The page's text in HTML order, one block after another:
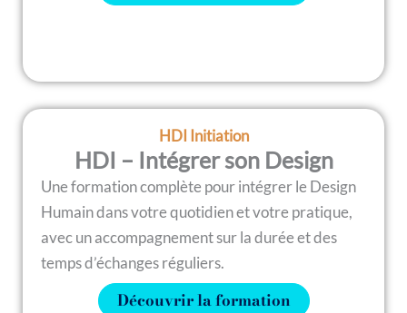
HDI Initiation
HDI – Intégrer son Design
Une formation complète pour intégrer le Design
Humain dans votre quotidien et votre pratique,
avec un accompagnement sur la durée et des
temps d’échanges réguliers.
Découvrir la formation